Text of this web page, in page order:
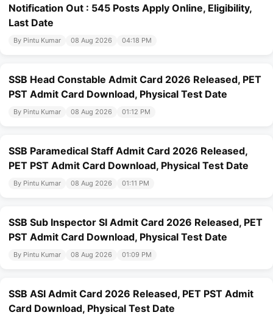
Notification Out : 545 Posts Apply Online, Eligibility,
Last Date
By Pintu Kumar 08 Aug 2026 04:18 PM
SSB Head Constable Admit Card 2026 Released, PET
PST Admit Card Download, Physical Test Date
By Pintu Kumar 08 Aug 2026 01:12 PM
SSB Paramedical Staff Admit Card 2026 Released,
PET PST Admit Card Download, Physical Test Date
By Pintu Kumar 08 Aug 2026 01:11 PM
SSB Sub Inspector SI Admit Card 2026 Released, PET
PST Admit Card Download, Physical Test Date
By Pintu Kumar 08 Aug 2026 01:09 PM
SSB ASI Admit Card 2026 Released, PET PST Admit
Card Download, Physical Test Date